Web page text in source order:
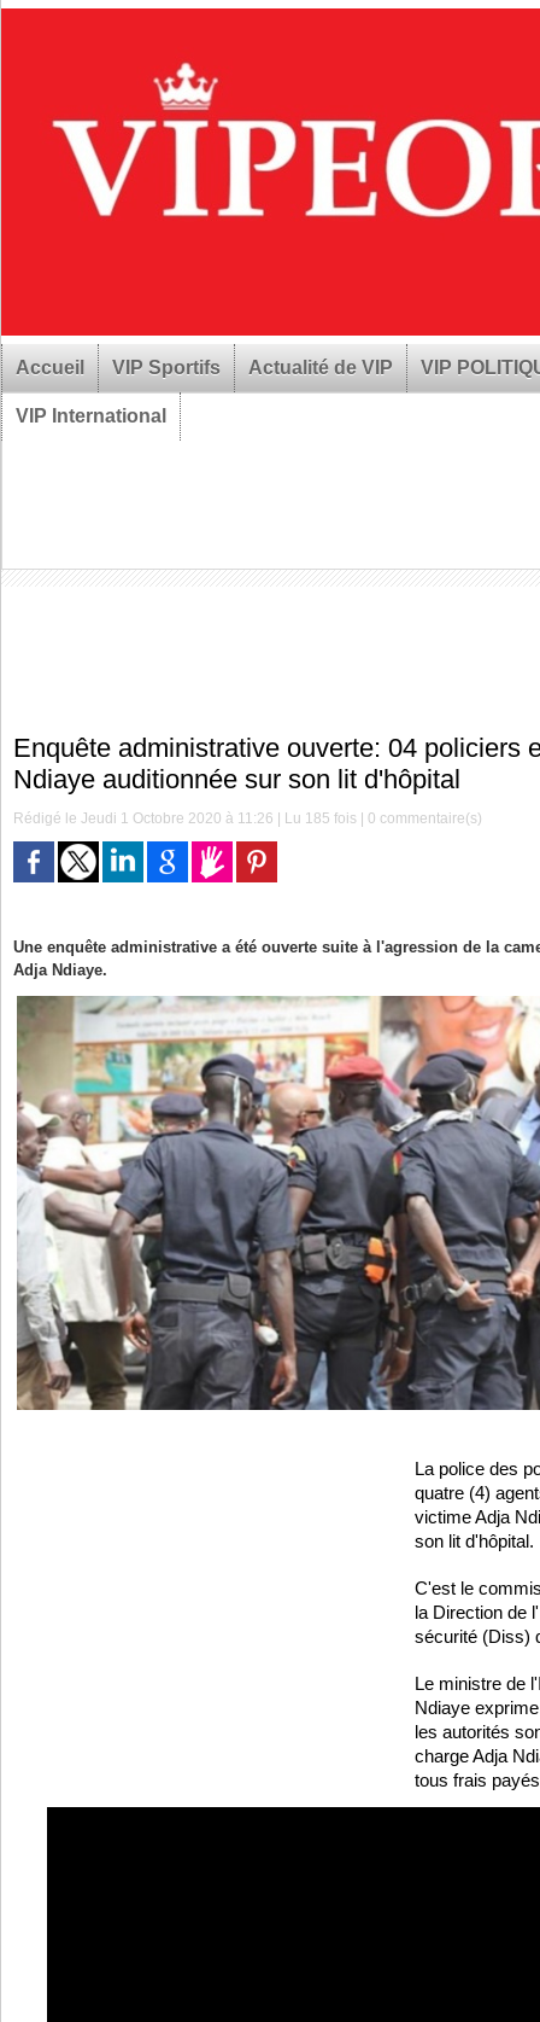
Accueil VIP Sportifs Actualité de VIP VIP
VIP International
Enquête administrative ouverte: 04 policiers
Ndiaye auditionnée sur son lit d'hôpital
Rédigé le Jeudi 1 Octobre 2020 à 11:26 | Lu 185 fois |0 commentaire(s)
Une enquête administrative a été ouverte suite à l'agression de la
Adja Ndiaye.
La police des
quatre (4)
victime Adja
son lit d'hôpital.
C'est le
la Direction de
sécurité (Diss)
Le ministre de
Ndiaye
les autorités
charge Adja
tous frais